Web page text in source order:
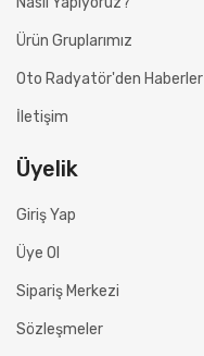
Ürün Gruplarımız
Oto Radyatör'den Haberler
İletişim
Üyelik
Giriş Yap
Üye Ol
Sipariş Merkezi
Sözleşmeler